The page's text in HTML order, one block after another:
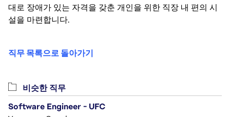
대로 장애가 있는 자격을 갖춘 개인을 위한 직장 내 편의 시
설을 마련합니다.
직무 목록으로 돌아가기
비슷한 직무
Software Engineer - UFC